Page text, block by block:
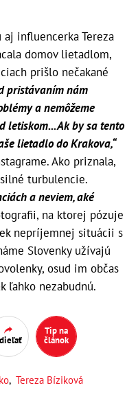
influencerka Tereza
domov lietadlom,
prišlo nečakané
pristávaním nám
a nemôžeme
letiskom... Ak by sa tento
lietadlo do Krakova,“
Ako priznala,
turbulencie.
a neviem, aké
na ktorej pózuje
nepríjemnej situácii s
Slovenky užívajú
osud im občas
ľahko nezabudnú.
Tip na
článok
, Tereza Bíziková